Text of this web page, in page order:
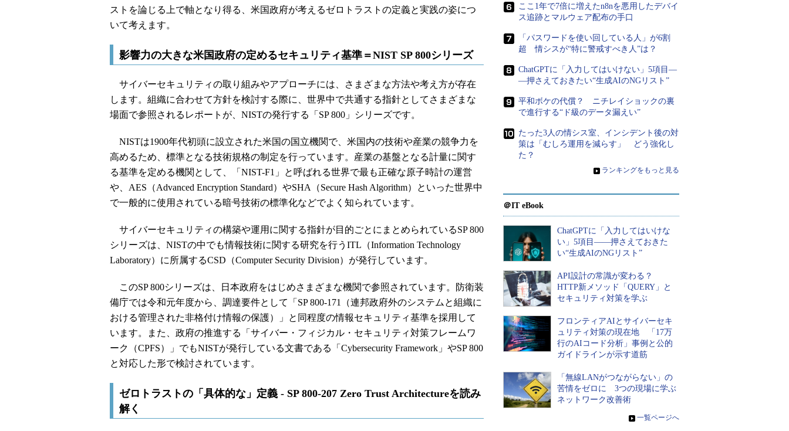
ストを論じる上で軸となり得る、米国政府が考えるゼロトラストの定義と実践の姿につ
いて考えます。
影響力の大きな米国政府の定めるセキュリティ基準＝NIST SP 800シリーズ
サイバーセキュリティの取り組みやアプローチには、さまざまな方法や考え方が存在
します。組織に合わせて方針を検討する際に、世界中で共通する指針としてさまざまな
場面で参照されるレポートが、NISTの発行する「SP 800」シリーズです。
NISTは1900年代初頭に設立された米国の国立機関で、米国内の技術や産業の競争力を
高めるため、標準となる技術規格の制定を行っています。産業の基盤となる計量に関す
る基準を定める機関として、「NIST-F1」と呼ばれる世界で最も正確な原子時計の運営
や、AES（Advanced Encryption Standard）やSHA（Secure Hash Algorithm）といった世界中
で一般的に使用されている暗号技術の標準化などでよく知られています。
サイバーセキュリティの構築や運用に関する指針が目的ごとにまとめられているSP 800
シリーズは、NISTの中でも情報技術に関する研究を行うITL（Information Technology
Laboratory）に所属するCSD（Computer Security Division）が発行しています。
このSP 800シリーズは、日本政府をはじめさまざまな機関で参照されています。防衛装
備庁では令和元年度から、調達要件として「SP 800-171（連邦政府外のシステムと組織に
おける管理された非格付け情報の保護）」と同程度の情報セキュリティ基準を採用して
います。また、政府の推進する「サイバー・フィジカル・セキュリティ対策フレームワ
ーク（CPFS）」でもNISTが発行している文書である「Cybersecurity Framework」やSP 800
と対応した形で検討されています。
ゼロトラストの「具体的な」定義 - SP 800-207 Zero Trust Architectureを読み
解く
ここ1年で7倍に増えたn8nを悪用したデバイ
ス追跡とマルウェア配布の手口
「パスワードを使い回している人」が6割
超 情シスが“特に警戒すべき人”は？
ChatGPTに「入力してはいけない」5項目―
―押さえておきたい“生成AIのNGリスト”
平和ボケの代償？ ニチレイショックの裏
で進行する“ド級のデータ漏えい”
たった3人の情シス室、インシデント後の対
策は「むしろ運用を減らす」 どう強化し
た？
» ランキングをもっと見る
＠IT eBook
ChatGPTに「入力してはいけな
い」5項目――押さえておきた
い“生成AIのNGリスト”
API設計の常識が変わる？
HTTP新メソッド「QUERY」と
セキュリティ対策を学ぶ
フロンティアAIとサイバーセキ
ュリティ対策の現在地 「17万
行のAIコード分析」事例と公的
ガイドラインが示す道筋
「無線LANがつながらない」の
苦情をゼロに 3つの現場に学ぶ
ネットワーク改善術
» 一覧ページへ